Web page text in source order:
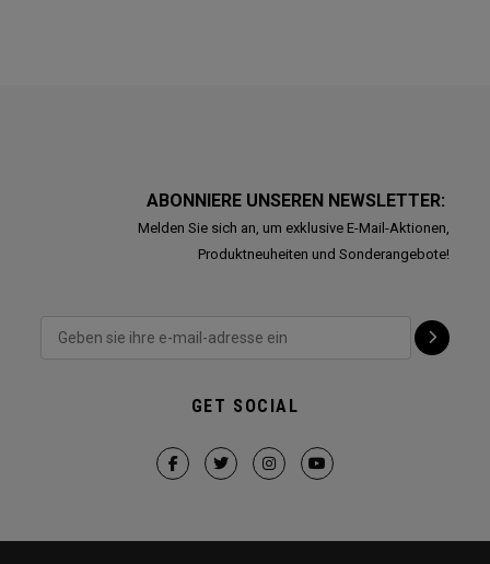
ABONNIERE UNSEREN NEWSLETTER:
Melden Sie sich an, um exklusive E-Mail-Aktionen,
Produktneuheiten und Sonderangebote!
GET SOCIAL